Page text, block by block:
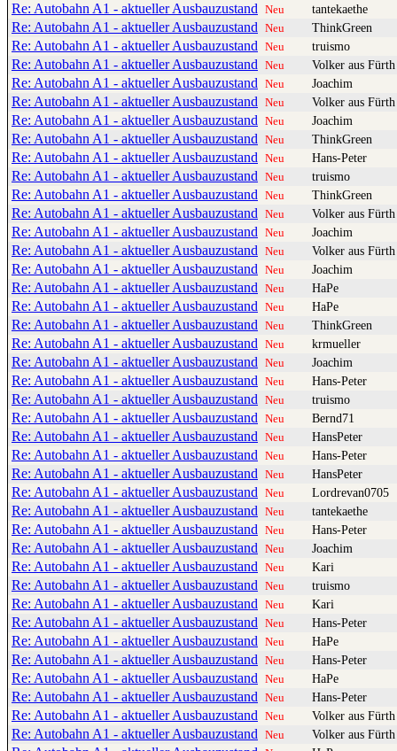
Re: Autobahn A1 - aktueller Ausbauzustand Neu tantekaethe
Re: Autobahn A1 - aktueller Ausbauzustand Neu ThinkGreen
Re: Autobahn A1 - aktueller Ausbauzustand Neu truismo
Re: Autobahn A1 - aktueller Ausbauzustand Neu Volker aus Fürth
Re: Autobahn A1 - aktueller Ausbauzustand Neu Joachim
Re: Autobahn A1 - aktueller Ausbauzustand Neu Volker aus Fürth
Re: Autobahn A1 - aktueller Ausbauzustand Neu Joachim
Re: Autobahn A1 - aktueller Ausbauzustand Neu ThinkGreen
Re: Autobahn A1 - aktueller Ausbauzustand Neu Hans-Peter
Re: Autobahn A1 - aktueller Ausbauzustand Neu truismo
Re: Autobahn A1 - aktueller Ausbauzustand Neu ThinkGreen
Re: Autobahn A1 - aktueller Ausbauzustand Neu Volker aus Fürth
Re: Autobahn A1 - aktueller Ausbauzustand Neu Joachim
Re: Autobahn A1 - aktueller Ausbauzustand Neu Volker aus Fürth
Re: Autobahn A1 - aktueller Ausbauzustand Neu Joachim
Re: Autobahn A1 - aktueller Ausbauzustand Neu HaPe
Re: Autobahn A1 - aktueller Ausbauzustand Neu HaPe
Re: Autobahn A1 - aktueller Ausbauzustand Neu ThinkGreen
Re: Autobahn A1 - aktueller Ausbauzustand Neu krmueller
Re: Autobahn A1 - aktueller Ausbauzustand Neu Joachim
Re: Autobahn A1 - aktueller Ausbauzustand Neu Hans-Peter
Re: Autobahn A1 - aktueller Ausbauzustand Neu truismo
Re: Autobahn A1 - aktueller Ausbauzustand Neu Bernd71
Re: Autobahn A1 - aktueller Ausbauzustand Neu HansPeter
Re: Autobahn A1 - aktueller Ausbauzustand Neu Hans-Peter
Re: Autobahn A1 - aktueller Ausbauzustand Neu HansPeter
Re: Autobahn A1 - aktueller Ausbauzustand Neu Lordrevan0705
Re: Autobahn A1 - aktueller Ausbauzustand Neu tantekaethe
Re: Autobahn A1 - aktueller Ausbauzustand Neu Hans-Peter
Re: Autobahn A1 - aktueller Ausbauzustand Neu Joachim
Re: Autobahn A1 - aktueller Ausbauzustand Neu Kari
Re: Autobahn A1 - aktueller Ausbauzustand Neu truismo
Re: Autobahn A1 - aktueller Ausbauzustand Neu Kari
Re: Autobahn A1 - aktueller Ausbauzustand Neu Hans-Peter
Re: Autobahn A1 - aktueller Ausbauzustand Neu HaPe
Re: Autobahn A1 - aktueller Ausbauzustand Neu Hans-Peter
Re: Autobahn A1 - aktueller Ausbauzustand Neu HaPe
Re: Autobahn A1 - aktueller Ausbauzustand Neu Hans-Peter
Re: Autobahn A1 - aktueller Ausbauzustand Neu Volker aus Fürth
Re: Autobahn A1 - aktueller Ausbauzustand Neu Volker aus Fürth